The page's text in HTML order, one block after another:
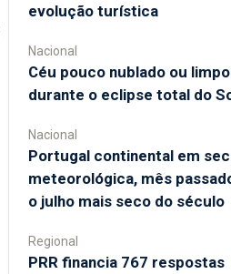
evolução turística
Nacional
Céu pouco nublado ou limpo
durante o eclipse total do
Nacional
Portugal continental em
meteorológica, mês
o julho mais seco do século
Regional
PRR financia 767 respostas